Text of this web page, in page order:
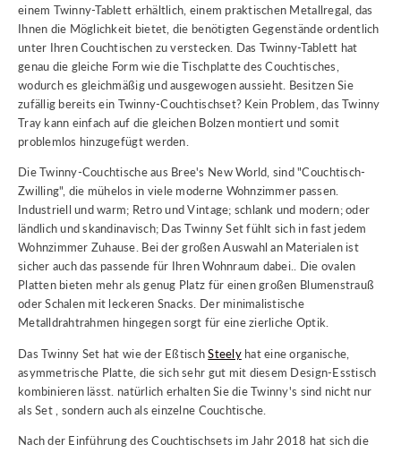
einem Twinny-Tablett erhältlich, einem praktischen Metallregal, das
Ihnen die Möglichkeit bietet, die benötigten Gegenstände ordentlich
unter Ihren Couchtischen zu verstecken. Das Twinny-Tablett hat
genau die gleiche Form wie die Tischplatte des Couchtisches,
wodurch es gleichmäßig und ausgewogen aussieht. Besitzen Sie
zufällig bereits ein Twinny-Couchtischset? Kein Problem, das Twinny
Tray kann einfach auf die gleichen Bolzen montiert und somit
problemlos hinzugefügt werden.
Die Twinny-Couchtische aus Bree's New World, sind "Couchtisch-
Zwilling", die mühelos in viele moderne Wohnzimmer passen.
Industriell und warm; Retro und Vintage; schlank und modern; oder
ländlich und skandinavisch; Das Twinny Set fühlt sich in fast jedem
Wohnzimmer Zuhause. Bei der großen Auswahl an Materialen ist
sicher auch das passende für Ihren Wohnraum dabei.. Die ovalen
Platten bieten mehr als genug Platz für einen großen Blumenstrauß
oder Schalen mit leckeren Snacks. Der minimalistische
Metalldrahtrahmen hingegen sorgt für eine zierliche Optik.
Das Twinny Set hat wie der EßtischSteelyhat eine organische,
asymmetrische Platte, die sich sehr gut mit diesem Design-Esstisch
kombinieren lässt. natürlich erhalten Sie die Twinny's sind nicht nur
als Set , sondern auch als einzelne Couchtische.
Nach der Einführung des Couchtischsets im Jahr 2018 hat sich die